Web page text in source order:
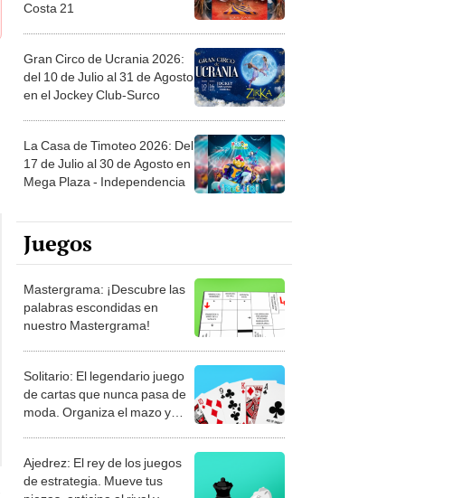
Costa 21
Gran Circo de Ucrania 2026:
del 10 de Julio al 31 de Agosto
en el Jockey Club-Surco
La Casa de Timoteo 2026: Del
17 de Julio al 30 de Agosto en
Mega Plaza - Independencia
Juegos
Mastergrama: ¡Descubre las
palabras escondidas en
nuestro Mastergrama!
Solitario: El legendario juego
de cartas que nunca pasa de
moda. Organiza el mazo y
Ajedrez: El rey de los juegos
de estrategia. Mueve tus